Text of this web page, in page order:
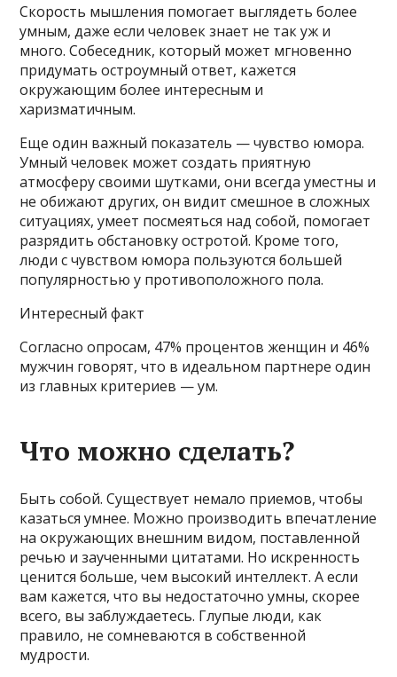
Скорость мышления помогает выглядеть более
умным, даже если человек знает не так уж и
много. Собеседник, который может мгновенно
придумать остроумный ответ, кажется
окружающим более интересным и
харизматичным.
Еще один важный показатель — чувство юмора.
Умный человек может создать приятную
атмосферу своими шутками, они всегда уместны и
не обижают других, он видит смешное в сложных
ситуациях, умеет посмеяться над собой, помогает
разрядить обстановку остротой. Кроме того,
люди с чувством юмора пользуются большей
популярностью у противоположного пола.
Интересный факт
Согласно опросам, 47% процентов женщин и 46%
мужчин говорят, что в идеальном партнере один
из главных критериев — ум.
Что можно сделать?
Быть собой. Существует немало приемов, чтобы
казаться умнее. Можно производить впечатление
на окружающих внешним видом, поставленной
речью и заученными цитатами. Но искренность
ценится больше, чем высокий интеллект. А если
вам кажется, что вы недостаточно умны, скорее
всего, вы заблуждаетесь. Глупые люди, как
правило, не сомневаются в собственной
мудрости.